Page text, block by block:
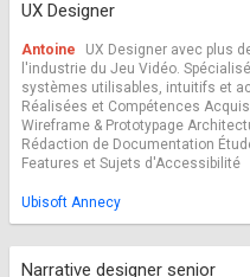
UX Designer
Antoine
UX Designer avec plus
l'industrie du Jeu Vidéo.
systèmes utilisables, intuitifs et
Réalisées et Compétences
Wireframe & Prototypage
Rédaction de Documentation
Features et Sujets d'Accessibilité
Ubisoft Annecy
Narrative designer senior